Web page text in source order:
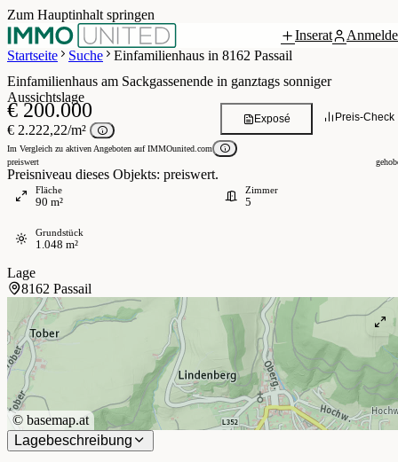
Zum Hauptinhalt springen
Inserat
Startseite
Suche Einfamilienhaus in 8162 Passail
/ 16Grundriss
Einfamilienhaus am Sackgassenende in ganztags sonniger
Aussichtslage
€ 200.000
€ 2.222,22/m²
Im Vergleich zu aktiven Angeboten auf IMMOunited.com
preiswert
Preisniveau dieses Objekts: preiswert.
Preis-Check
Exposé
Fläche
90 m²
Zimmer
5
Grundstück
1.048 m²
Lage
8162 Passail
© basemap.at
Lagebeschreibung